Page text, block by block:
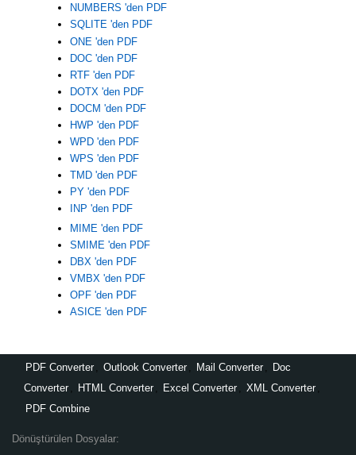
NUMBERS 'den PDF
SQLITE 'den PDF
ONE 'den PDF
DOC 'den PDF
RTF 'den PDF
DOTX 'den PDF
DOCM 'den PDF
HWP 'den PDF
WPD 'den PDF
WPS 'den PDF
TMD 'den PDF
PY 'den PDF
INP 'den PDF
MIME 'den PDF
SMIME 'den PDF
DBX 'den PDF
VMBX 'den PDF
OPF 'den PDF
ASICE 'den PDF
PDF Converter Outlook Converter Mail Converter
Doc
Converter
HTML Converter Excel Converter XML Converter
PDF Combine
Dönüştürülen Dosyalar: